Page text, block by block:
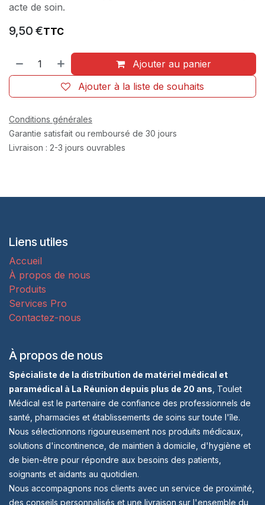
acte de soin.
9,50 €TTC
Ajouter au panier
Ajouter à la liste de souhaits
Conditions générales
Garantie satisfait ou remboursé de 30 jours
Livraison : 2-3 jours ouvrables
Liens utiles
Accueil
À propos de nous
Produits
Services Pro
Contactez-nous
À propos de nous
Spécialiste de la distribution de matériel médical et
paramédical à La Réunion depuis plus de 20 ans , Toulet
Médical est le partenaire de confiance des professionnels de
santé, pharmacies et établissements de soins sur toute l'île.
Nous sélectionnons rigoureusement nos produits médicaux,
solutions d'incontinence, de maintien à domicile, d'hygiène et
de bien-être pour répondre aux besoins des patients,
soignants et aidants au quotidien.
Nous accompagnons nos clients avec un service de proximité,
des conseils personnalisés et une livraison sur l'ensemble du